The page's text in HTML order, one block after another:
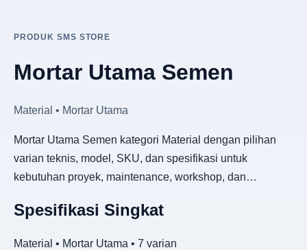
PRODUK SMS STORE
Mortar Utama Semen
Material • Mortar Utama
Mortar Utama Semen kategori Material dengan pilihan
varian teknis, model, SKU, dan spesifikasi untuk
kebutuhan proyek, maintenance, workshop, dan…
Spesifikasi Singkat
Material • Mortar Utama • 7 varian